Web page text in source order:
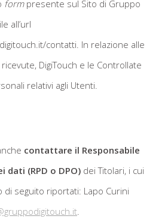
form presente sul Sito di Gruppo
all’url
contatti. In relazione alle
DigiTouch e le Controllate
relativi agli Utenti.
contattare il Responsabile
dati (RPD o DPO) dei Titolari, i cui
seguito riportati: Lapo Curini